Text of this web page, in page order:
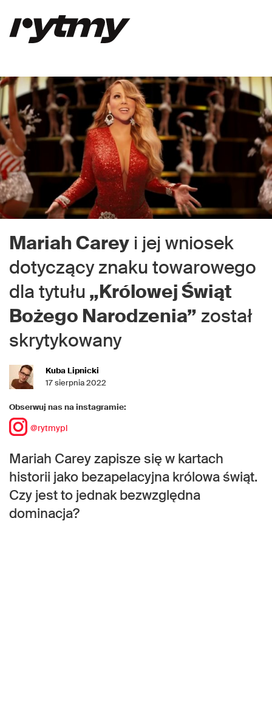
Mariah Carey i jej wniosek
dotyczący znaku towarowego
dla tytułu „Królowej Świąt
Bożego Narodzenia” został
skrytykowany
Kuba Lipnicki
17 sierpnia 2022
Obserwuj nas na instagramie:
@rytmypl
Mariah Carey zapisze się w kartach
historii jako bezapelacyjna królowa świąt.
Czy jest to jednak bezwzględna
dominacja?